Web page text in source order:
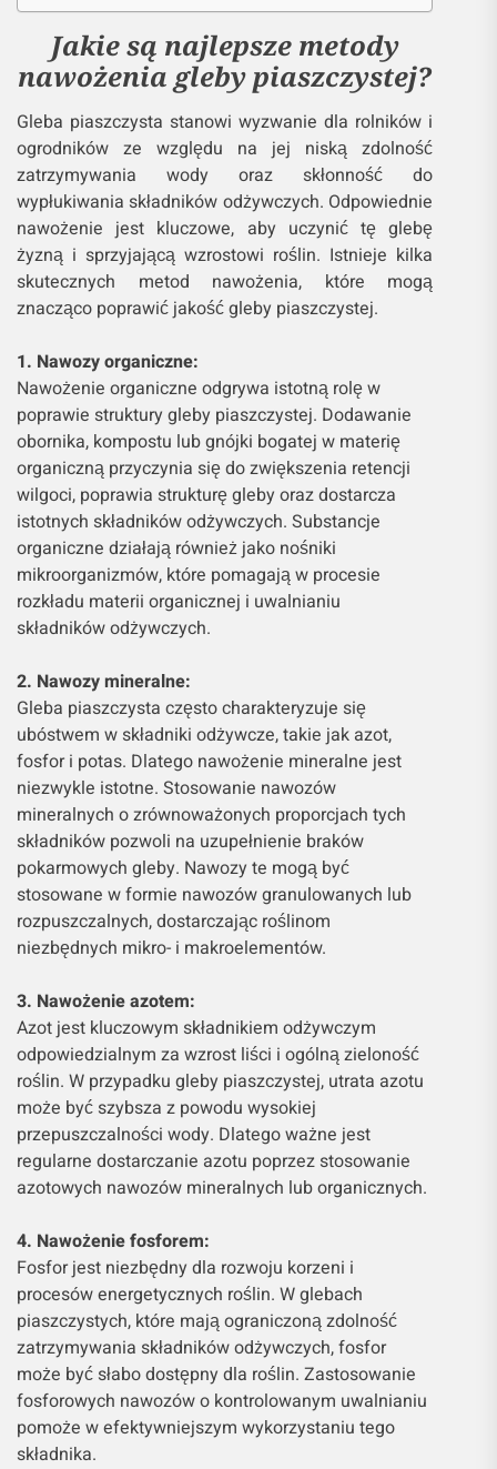
Jakie są najlepsze metody
nawożenia gleby piaszczystej?
Gleba piaszczysta stanowi wyzwanie dla rolników i
ogrodników ze względu na jej niską zdolność
zatrzymywania wody oraz skłonność do
wypłukiwania składników odżywczych. Odpowiednie
nawożenie jest kluczowe, aby uczynić tę glebę
żyzną i sprzyjającą wzrostowi roślin. Istnieje kilka
skutecznych metod nawożenia, które mogą
znacząco poprawić jakość gleby piaszczystej.
1. Nawozy organiczne:
Nawożenie organiczne odgrywa istotną rolę w
poprawie struktury gleby piaszczystej. Dodawanie
obornika, kompostu lub gnójki bogatej w materię
organiczną przyczynia się do zwiększenia retencji
wilgoci, poprawia strukturę gleby oraz dostarcza
istotnych składników odżywczych. Substancje
organiczne działają również jako nośniki
mikroorganizmów, które pomagają w procesie
rozkładu materii organicznej i uwalnianiu
składników odżywczych.
2. Nawozy mineralne:
Gleba piaszczysta często charakteryzuje się
ubóstwem w składniki odżywcze, takie jak azot,
fosfor i potas. Dlatego nawożenie mineralne jest
niezwykle istotne. Stosowanie nawozów
mineralnych o zrównoważonych proporcjach tych
składników pozwoli na uzupełnienie braków
pokarmowych gleby. Nawozy te mogą być
stosowane w formie nawozów granulowanych lub
rozpuszczalnych, dostarczając roślinom
niezbędnych mikro- i makroelementów.
3. Nawożenie azotem:
Azot jest kluczowym składnikiem odżywczym
odpowiedzialnym za wzrost liści i ogólną zieloność
roślin. W przypadku gleby piaszczystej, utrata azotu
może być szybsza z powodu wysokiej
przepuszczalności wody. Dlatego ważne jest
regularne dostarczanie azotu poprzez stosowanie
azotowych nawozów mineralnych lub organicznych.
4. Nawożenie fosforem:
Fosfor jest niezbędny dla rozwoju korzeni i
procesów energetycznych roślin. W glebach
piaszczystych, które mają ograniczoną zdolność
zatrzymywania składników odżywczych, fosfor
może być słabo dostępny dla roślin. Zastosowanie
fosforowych nawozów o kontrolowanym uwalnianiu
pomoże w efektywniejszym wykorzystaniu tego
składnika.